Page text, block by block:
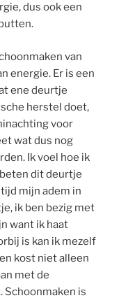
dus ook een
van
energie. Er is een
ene deurtje
herstel doet,
voor
wat dus nog
Ik voel hoe ik
dit deurtje
mijn adem in
ik ben bezig met
want ik haat
is kan ik mezelf
kost niet alleen
met de
Schoonmaken is